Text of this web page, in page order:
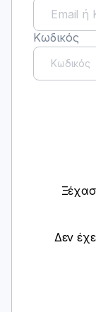
Κωδικός
Δεν